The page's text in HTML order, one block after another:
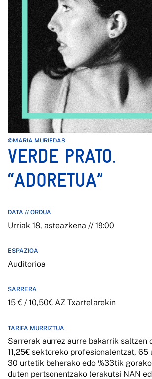
©MARIA MURIEDAS
VERDE PRATO.
“ADORETUA”
DATA // ORDUA
Urriak 18, asteazkena // 19:00
ESPAZIOA
Auditorioa
SARRERA
15 € / 10,50€ AZ Txartelarekin
TARIFA MURRIZTUA
Sarrerak aurrez aurre bakarrik saltzen
11,25€ sektoreko profesionalentzat, 65
30 urtetik beherako edo %33tik
duten pertsonentzako (erakutsi NAN